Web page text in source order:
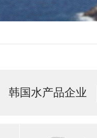
韩国水产品企业